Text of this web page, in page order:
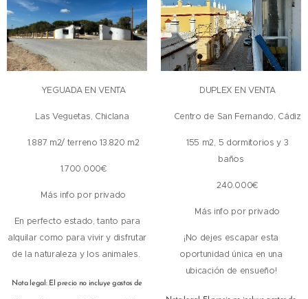
🐴 YEGUADA EN VENTA
📍Las Veguetas, Chiclana
🏠 1.887 m2/ terreno 13.820 m2
💰 1.700.000€
ℹ️ Más info por privado
En perfecto estado, tanto para
alquilar como para vivir y disfrutar
de la naturaleza y los animales.
Nota legal: El precio no incluye gastos de
🏠 DUPLEX EN VENTA
📍 Centro de San Fernando, Cádiz
🛏️ 155 m2, 5 dormitorios y 3
baños
💰 240.000€
ℹ️ Más info por privado
¡No dejes escapar esta
oportunidad única en una
ubicación de ensueño!